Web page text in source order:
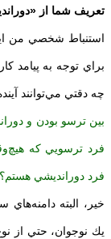
تعريف شما از
استنباط شخصي من
براي توجه به پيامد
چه دقتي مي‌توانند
بين ترسو بودن و
فرد ترسويي كه
فرد دورانديشي هستم؟
خير، البته
يك نوجوان، حتي از